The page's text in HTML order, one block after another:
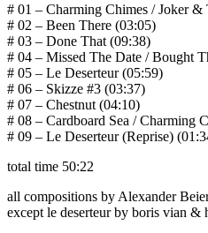
# 01 – Charming Chimes / Joker
# 02 – Been There (03:05)
# 03 – Done That (09:38)
# 04 – Missed The Date / Bought
# 05 – Le Deserteur (05:59)
# 06 – Skizze #3 (03:37)
# 07 – Chestnut (04:10)
# 08 – Cardboard Sea / Charming
# 09 – Le Deserteur (Reprise)
total time 50:22
all compositions by Alexander
except le deserteur by boris vian &